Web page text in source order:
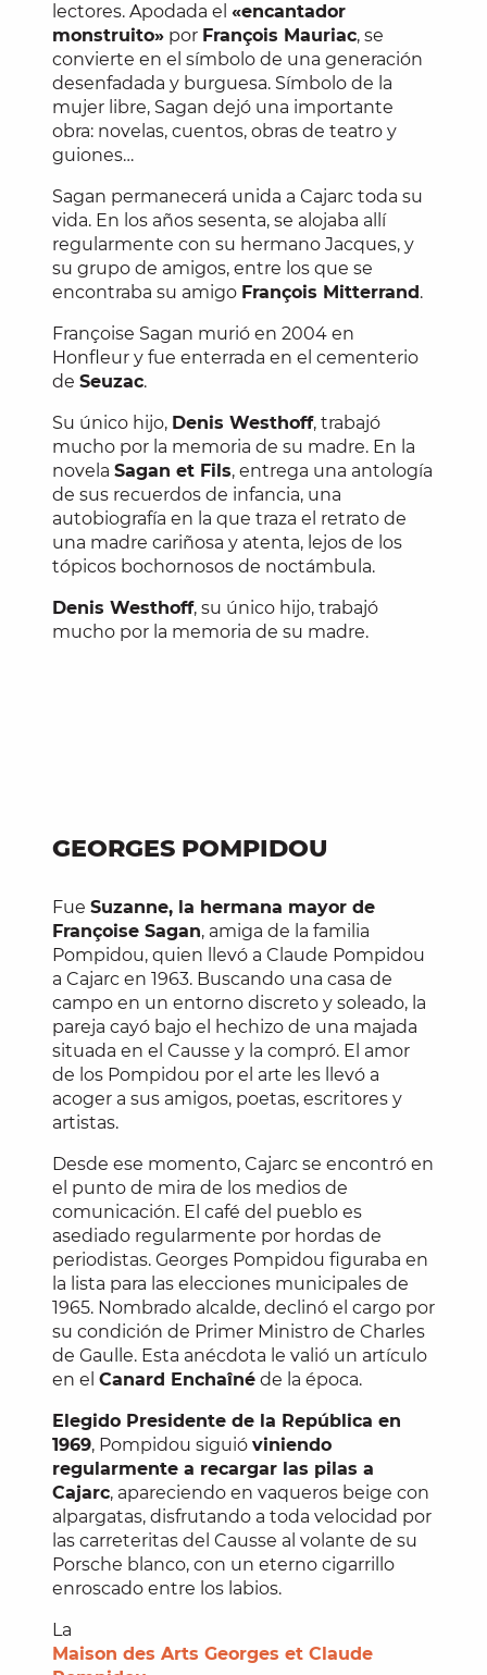
lectores. Apodada el «encantador
monstruito» por François Mauriac, se
convierte en el símbolo de una generación
desenfadada y burguesa. Símbolo de la
mujer libre, Sagan dejó una importante
obra: novelas, cuentos, obras de teatro y
guiones…
Sagan permanecerá unida a Cajarc toda su
vida. En los años sesenta, se alojaba allí
regularmente con su hermano Jacques, y
su grupo de amigos, entre los que se
encontraba su amigo François Mitterrand.
Françoise Sagan murió en 2004 en
Honfleur y fue enterrada en el cementerio
de Seuzac.
Su único hijo, Denis Westhoff, trabajó
mucho por la memoria de su madre. En la
novela Sagan et Fils, entrega una antología
de sus recuerdos de infancia, una
autobiografía en la que traza el retrato de
una madre cariñosa y atenta, lejos de los
tópicos bochornosos de noctámbula.
Denis Westhoff, su único hijo, trabajó
mucho por la memoria de su madre.
GEORGES POMPIDOU
Fue Suzanne, la hermana mayor de
Françoise Sagan, amiga de la familia
Pompidou, quien llevó a Claude Pompidou
a Cajarc en 1963. Buscando una casa de
campo en un entorno discreto y soleado, la
pareja cayó bajo el hechizo de una majada
situada en el Causse y la compró. El amor
de los Pompidou por el arte les llevó a
acoger a sus amigos, poetas, escritores y
artistas.
Desde ese momento, Cajarc se encontró en
el punto de mira de los medios de
comunicación. El café del pueblo es
asediado regularmente por hordas de
periodistas. Georges Pompidou figuraba en
la lista para las elecciones municipales de
1965. Nombrado alcalde, declinó el cargo por
su condición de Primer Ministro de Charles
de Gaulle. Esta anécdota le valió un artículo
en el Canard Enchaîné de la época.
Elegido Presidente de la República en
1969, Pompidou siguió viniendo
regularmente a recargar las pilas a
Cajarc, apareciendo en vaqueros beige con
alpargatas, disfrutando a toda velocidad por
las carreteritas del Causse al volante de su
Porsche blanco, con un eterno cigarrillo
enroscado entre los labios.
La
Maison des Arts Georges et Claude